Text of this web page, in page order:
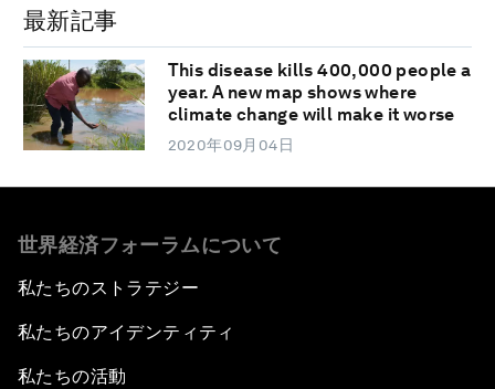
最新記事
This disease kills 400,000 people a
year. A new map shows where
climate change will make it worse
2020年09月04日
世界経済フォーラムについて
私たちのストラテジー
私たちのアイデンティティ
私たちの活動